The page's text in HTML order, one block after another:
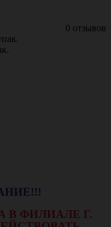
0 отзывов
В ФИЛИАЛЕ Г.